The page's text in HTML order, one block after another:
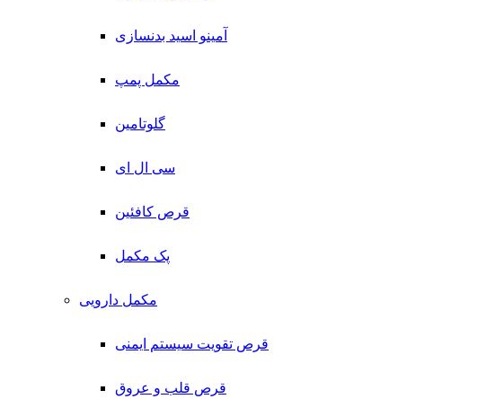
آمینو اسید بدنسازی
مکمل پمپ
گلوتامین
سی ال ای
قرص کافئین
پک مکمل
مکمل دارویی
قرص تقویت سیستم ایمنی
قرص قلب و عروق